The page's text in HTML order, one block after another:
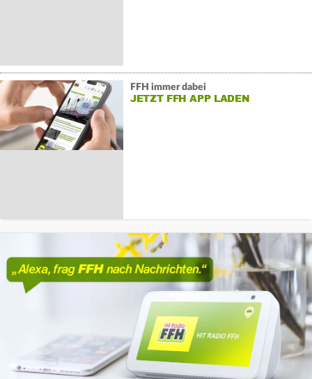
FFH immer dabei
JETZT FFH APP LADEN